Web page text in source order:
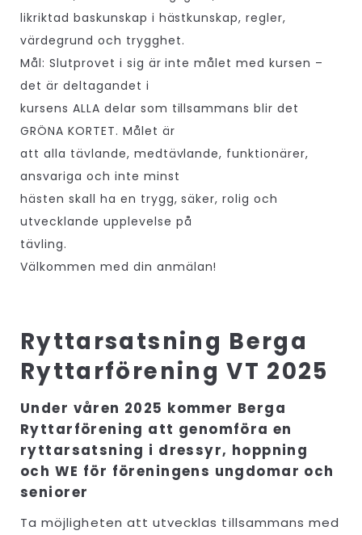
likriktad baskunskap i hästkunskap, regler,
värdegrund och trygghet.
Mål: Slutprovet i sig är inte målet med kursen –
det är deltagandet i
kursens ALLA delar som tillsammans blir det
GRÖNA KORTET. Målet är
att alla tävlande, medtävlande, funktionärer,
ansvariga och inte minst
hästen skall ha en trygg, säker, rolig och
utvecklande upplevelse på
tävling.
Välkommen med din anmälan!
Ryttarsatsning Berga
Ryttarförening VT 2025
Under våren 2025 kommer Berga
Ryttarförening att genomföra en
ryttarsatsning i dressyr, hoppning
och WE för föreningens ungdomar och
seniorer
Ta möjligheten att utvecklas tillsammans med